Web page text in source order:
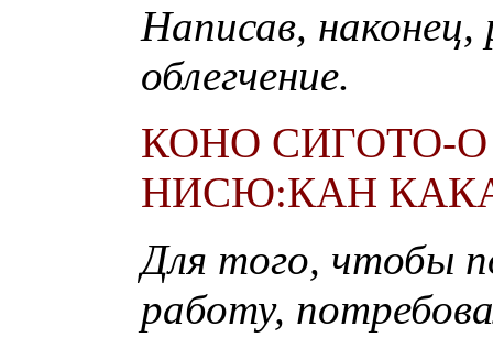
Написав, наконец,
облегчение.
КОНО СИГОТО-
НИСЮ:КАН
Для того, чтобы
работу,